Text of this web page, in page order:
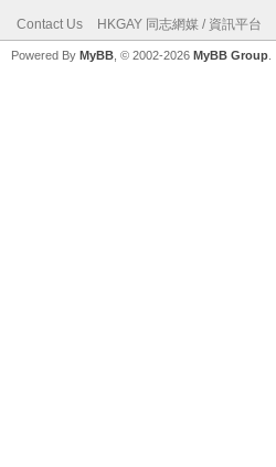
Contact Us HKGAY 同志網媒 / 資訊平台
Powered By MyBB , © 2002-2026 MyBB Group